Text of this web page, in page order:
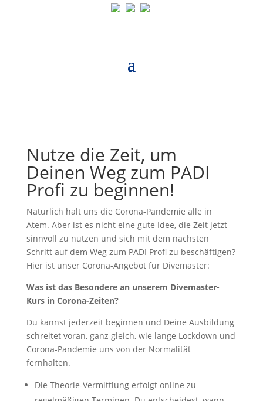
Nutze die Zeit, um
Deinen Weg zum PADI
Profi zu beginnen!
Natürlich hält uns die Corona-Pandemie alle in
Atem. Aber ist es nicht eine gute Idee, die Zeit jetzt
sinnvoll zu nutzen und sich mit dem nächsten
Schritt auf dem Weg zum PADI Profi zu beschäftigen?
Hier ist unser Corona-Angebot für Divemaster:
Was ist das Besondere an unserem Divemaster-
Kurs in Corona-Zeiten?
Du kannst jederzeit beginnen und Deine Ausbildung
schreitet voran, ganz gleich, wie lange Lockdown und
Corona-Pandemie uns von der Normalität
fernhalten.
Die Theorie-Vermittlung erfolgt online zu